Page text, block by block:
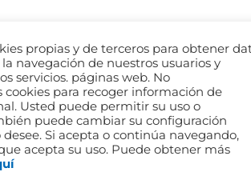
propias y de terceros para obtener
navegación de nuestros usuarios y
servicios. páginas web. No
cookies para recoger información de
Usted puede permitir su uso o
puede cambiar su configuración
Si acepta o continúa navegando,
acepta su uso. Puede obtener más